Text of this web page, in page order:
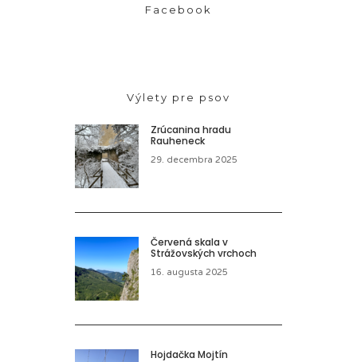
Facebook
Výlety pre psov
Zrúcanina hradu
Rauheneck
29. decembra 2025
Červená skala v
Strážovských vrchoch
16. augusta 2025
Hojdačka Mojtín